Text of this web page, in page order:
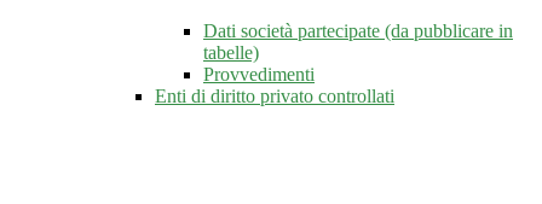
Dati società partecipate (da pubblicare in
tabelle)
Provvedimenti
Enti di diritto privato controllati